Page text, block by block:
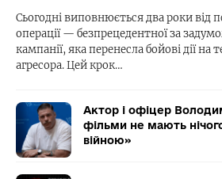
Сьогодні виповнюється два роки від
операції — безпрецедентної за
кампанії, яка перенесла бойові дії
агресора. Цей крок…
Актор і офіцер
фільми не мають
війною»